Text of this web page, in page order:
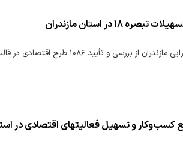
اقتصادی در قالب بند «الف» تبصره ۱۸ قانون بودجه سال ۱۴۰۲ خبر داد.
کسب‌وکار و تسهیل فعالیتهای اقتصادی در